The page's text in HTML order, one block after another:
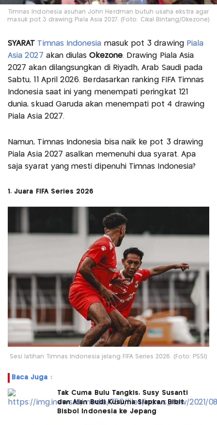
Timnas Indonesia asuhan John Herdman butuh usaha ekstra agar
masuk pot 3 drawing Piala Asia 2027. (Foto: Cikal Bintang/Okezone)
SYARAT Timnas Indonesia masuk pot 3 drawing Piala
Asia 2027 akan diulas Okezone. Drawing Piala Asia
2027 akan dilangsungkan di Riyadh, Arab Saudi pada
Sabtu, 11 April 2026. Berdasarkan ranking FIFA Timnas
Indonesia saat ini yang menempati peringkat 121
dunia, skuad Garuda akan menempati pot 4 drawing
Piala Asia 2027.
Namun, Timnas Indonesia bisa naik ke pot 3 drawing
Piala Asia 2027 asalkan memenuhi dua syarat. Apa
saja syarat yang mesti dipenuhi Timnas Indonesia?
1. Juara FIFA Series 2026
Sesi latihan Timnas Indonesia jelang FIFA Series 2026. (Foto: PSSI)
Baca Juga :
Tak Cuma Bulu Tangkis, Susy Susanti
dan Alan Budi Kusuma Siapkan Bibit
Bisbol Indonesia ke Jepang